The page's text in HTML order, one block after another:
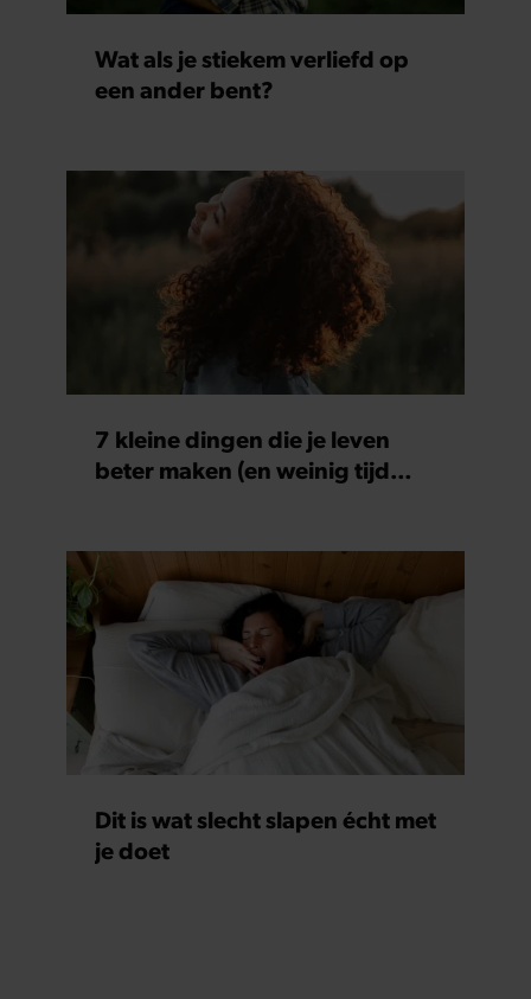
Wat als je stiekem verliefd op
een ander bent?
7 kleine dingen die je leven
beter maken (en weinig tijd
Dit is wat slecht slapen écht met
je doet